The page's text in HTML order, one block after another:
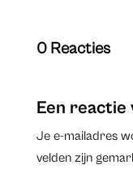
0 Reacties
Een
Je e-mailadres
velden zijn